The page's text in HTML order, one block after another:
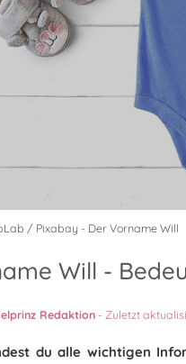
/ Pixabay - Der Vorname Will
Will -
Redaktion - Zuletzt
du alle wichtigen